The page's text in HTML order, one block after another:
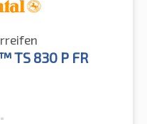
TS 830 P FR